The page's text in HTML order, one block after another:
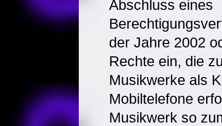
Abschluss eines
der Jahre 2002
Rechte ein, die
Musikwerke als
Mobiltelefone
Musikwerk so